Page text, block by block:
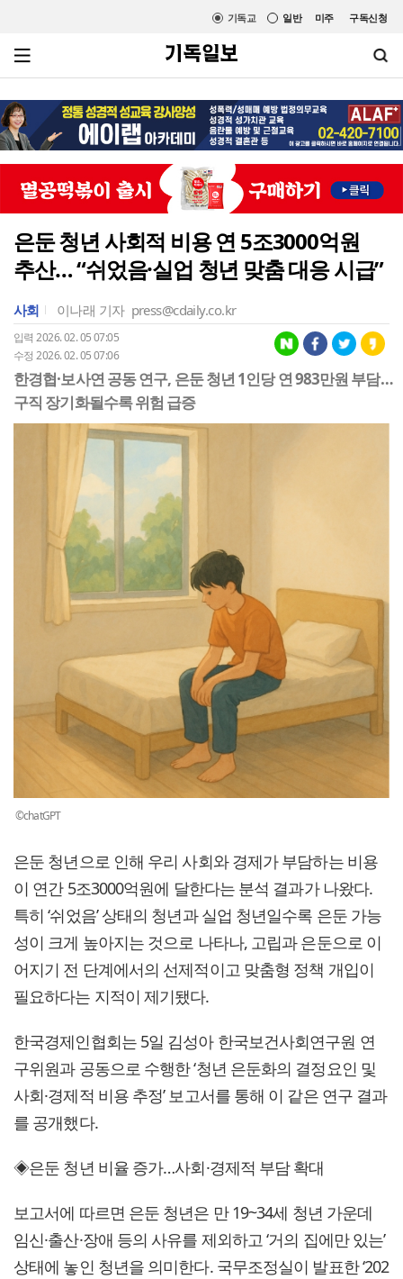
미주 구독신청
일반
기독교
은둔 청년 사회적 비용 연 5조3000억원
추산… “쉬었음·실업 청년 맞춤 대응 시급”
사회 이나래 기자 press@cdaily.co.kr
입력 2026. 02. 05 07:05
수정 2026. 02. 05 07:06
한경협·보사연 공동 연구, 은둔 청년 1인당 연 983만원 부담…
구직 장기화될수록 위험 급증
©chatGPT
은둔 청년으로 인해 우리 사회와 경제가 부담하는 비용
이 연간 5조3000억원에 달한다는 분석 결과가 나왔다.
특히 ‘쉬었음’ 상태의 청년과 실업 청년일수록 은둔 가능
성이 크게 높아지는 것으로 나타나, 고립과 은둔으로 이
어지기 전 단계에서의 선제적이고 맞춤형 정책 개입이
필요하다는 지적이 제기됐다.
한국경제인협회는 5일 김성아 한국보건사회연구원 연
구위원과 공동으로 수행한 ‘청년 은둔화의 결정요인 및
사회·경제적 비용 추정’ 보고서를 통해 이 같은 연구 결과
를 공개했다.
◈은둔 청년 비율 증가…사회·경제적 부담 확대
보고서에 따르면 은둔 청년은 만 19~34세 청년 가운데
임신·출산·장애 등의 사유를 제외하고 ‘거의 집에만 있는’
상태에 놓인 청년을 의미한다. 국무조정실이 발표한 ‘202